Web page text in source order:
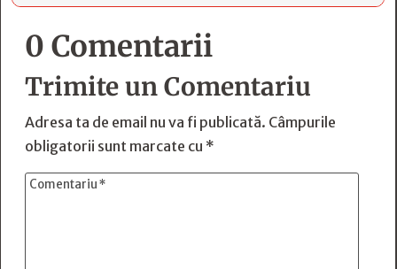
0 Comentarii
Trimite un Comentariu
Adresa ta de email nu va fi publicată. Câmpurile
obligatorii sunt marcate cu *